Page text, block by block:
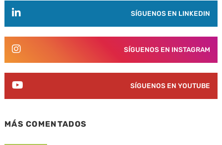
SÍGUENOS EN LINKEDIN
SÍGUENOS EN INSTAGRAM
SÍGUENOS EN YOUTUBE
MÁS COMENTADOS